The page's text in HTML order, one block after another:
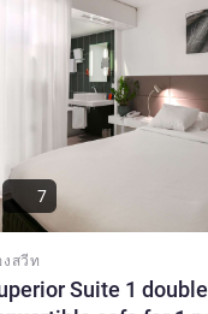
ห้องสวีท
สวีท
Suite 1
7